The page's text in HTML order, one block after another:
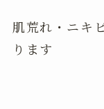
肌荒れ・ニキ
ります